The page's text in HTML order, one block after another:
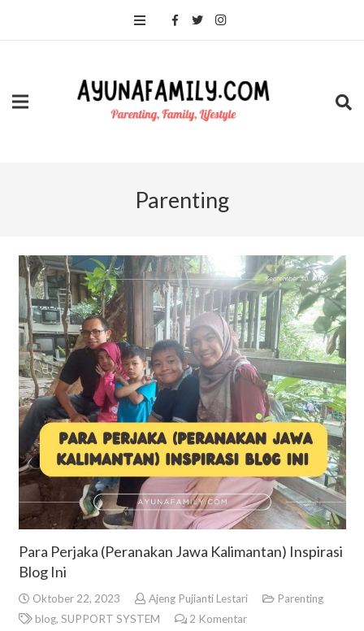
Parenting
Para Perjaka (Peranakan Jawa Kalimantan) Inspirasi
Blog Ini
Oktober 22, 2023 Ajeng Pujianti Lestari
Parenting
blog, SUPPORT SYSTEM 2 Komentar